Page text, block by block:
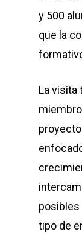
y 500
que la
La visita
posibles
tipo de